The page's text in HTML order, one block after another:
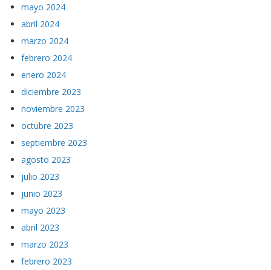
mayo 2024
abril 2024
marzo 2024
febrero 2024
enero 2024
diciembre 2023
noviembre 2023
octubre 2023
septiembre 2023
agosto 2023
julio 2023
junio 2023
mayo 2023
abril 2023
marzo 2023
febrero 2023